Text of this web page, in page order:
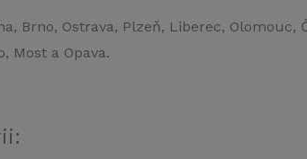
Brno, Ostrava, Plzeň, Liberec, Olomouc,
Most a Opava.